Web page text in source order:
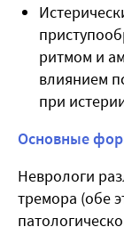
ритмом и
влиянием
при
Основные
Неврологи
тремора (обе